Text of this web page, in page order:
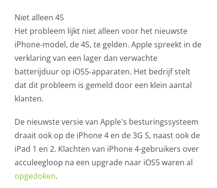
Microsoft software licenties
SLA overeenkomsten
Remote Help
WordPress SLA Contract
Contact
Niet alleen 4S
Het probleem lijkt niet alleen voor het nieuwste
iPhone-model, de 4S, te gelden. Apple spreekt in de
verklaring van een lager dan verwachte
batterijduur op iOS5-apparaten. Het bedrijf stelt
dat dit probleem is gemeld door een klein aantal
klanten.
De nieuwste versie van Apple's besturingssysteem
draait ook op de iPhone 4 en de 3G S, naast ook de
iPad 1 en 2. Klachten van iPhone 4-gebruikers over
acculeegloop na een upgrade naar iOS5 waren al
opgedoken.